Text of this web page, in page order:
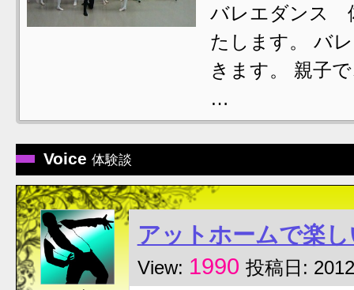
バレエダンス
たします。 バ
きます。 親子
…
Voice 体験談
アットホームで楽
View: 1990 投稿日: